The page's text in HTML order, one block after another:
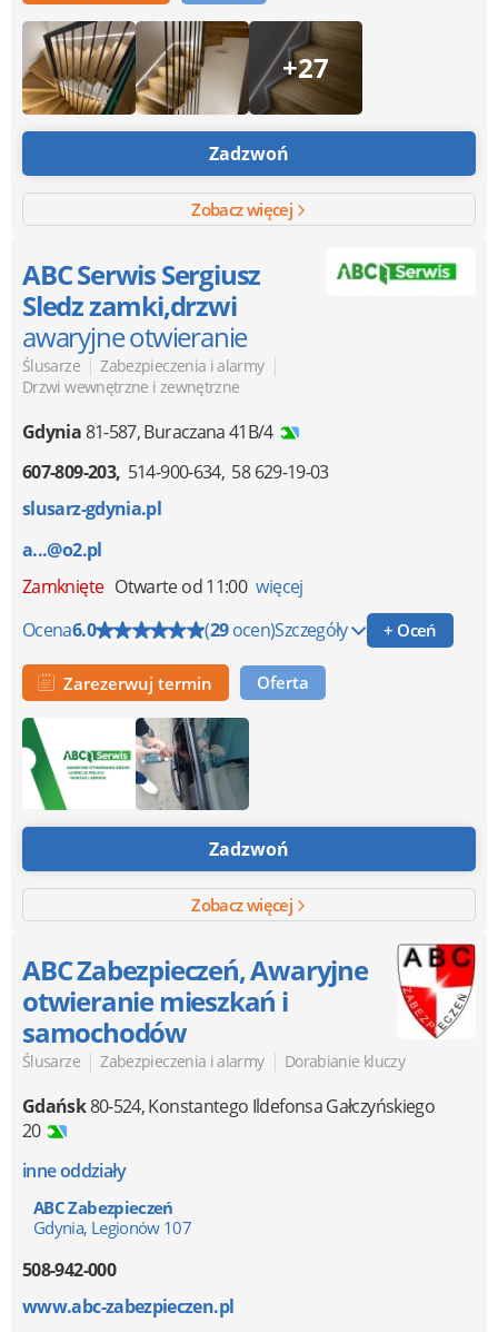
+27
Zadzwoń
Zobacz więcej
ABC Serwis Sergiusz
Sledz zamki,drzwi
awaryjne otwieranie
Ślusarze | Zabezpieczenia i alarmy |
Drzwi wewnętrzne i zewnętrzne
Gdynia81-587,Buraczana 41B/4
607-809-203 514-900-634 58 629-19-03
slusarz-gdynia.pl
a...@o2.pl
Zamknięte Otwarte od 11:00 więcej
Ocena6.0 (29ocen)Szczegóły + Oceń
Zarezerwuj termin Oferta
Zadzwoń
Zobacz więcej
ABC Zabezpieczeń, Awaryjne
otwieranie mieszkań i
samochodów
Ślusarze | Zabezpieczenia i alarmy | Dorabianie kluczy
Gdańsk80-524,Konstantego Ildefonsa Gałczyńskiego
20
inne oddziały
ABC Zabezpieczeń
Gdynia, Legionów 107
508-942-000
www.abc-zabezpieczen.pl